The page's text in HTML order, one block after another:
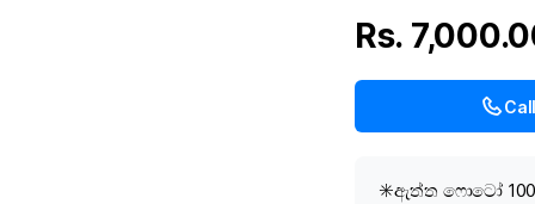
Rs.
✳️ඇත්ත ෆොටෝ